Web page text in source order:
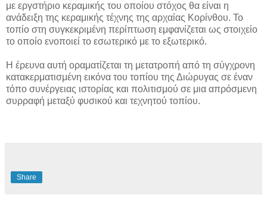
με εργστήριο κεραμικής του οποίου στόχος θα είναι η
ανάδειξη της κεραμικής τέχνης της αρχαίας Κορίνθου. Το
τοπίο στη συγκεκριμένη περίπτωση εμφανίζεται ως στοιχείο
το οποίο ενοποιεί το εσωτερικό με το εξωτερικό.
Η έρευνα αυτή οραματίζεται τη μετατροπή από τη σύγχρονη
κατακερματισμένη εικόνα του τοπίου της Διώρυγας σε έναν
τόπο συνέργειας ιστορίας και πολιτισμού σε μια απρόσμενη
συρραφή μεταξύ φυσικού και τεχνητού τοπίου.
Share